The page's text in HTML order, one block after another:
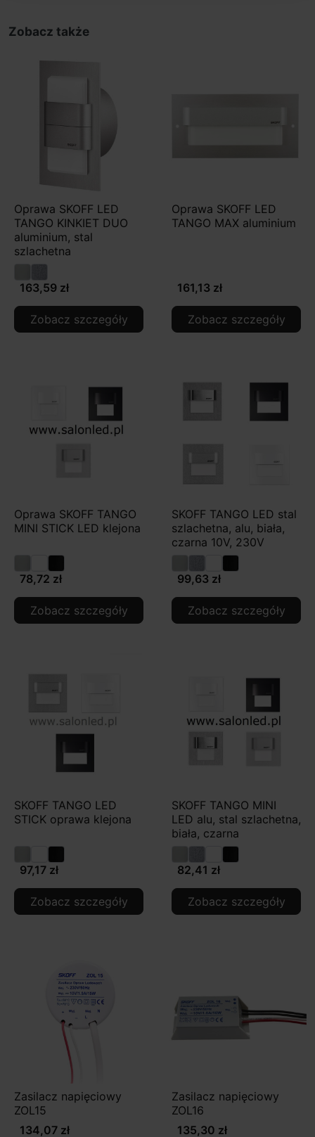
Zobacz także
Oprawa SKOFF LED
TANGO KINKIET DUO
aluminium, stal
szlachetna
163,59 zł
Zobacz szczegóły
Oprawa SKOFF LED
TANGO MAX aluminium
161,13 zł
Zobacz szczegóły
Oprawa SKOFF TANGO
MINI STICK LED klejona
78,72 zł
Zobacz szczegóły
SKOFF TANGO LED stal
szlachetna, alu, biała,
czarna 10V, 230V
99,63 zł
Zobacz szczegóły
SKOFF TANGO LED
STICK oprawa klejona
97,17 zł
Zobacz szczegóły
SKOFF TANGO MINI
LED alu, stal szlachetna,
biała, czarna
82,41 zł
Zobacz szczegóły
Zasilacz napięciowy
ZOL15
134,07 zł
Zasilacz napięciowy
ZOL16
135,30 zł